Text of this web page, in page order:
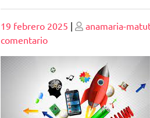
Publicado
19 febrero 2025 | Publicado
anamaria-
comentarioen
Potenciando
el
Aprendizaje
con
Recursos